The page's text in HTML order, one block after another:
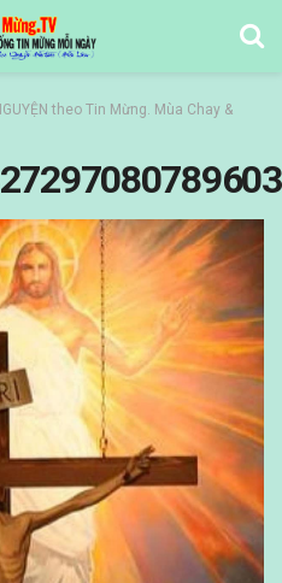
theo Tin Mừng. Mùa Chay &